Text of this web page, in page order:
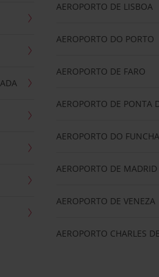
AEROPORTO DE LISBOA
AEROPORTO DO PORTO
AEROPORTO DE FARO
AEROPORTO DE PONTA
AEROPORTO DO
AEROPORTO DE MADRID
AEROPORTO DE VENEZA
AEROPORTO CHARLES